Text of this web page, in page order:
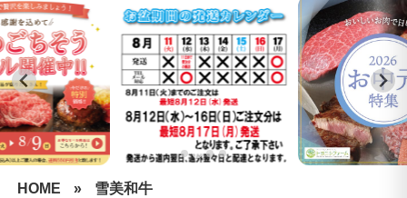
HOME » 雪美和牛